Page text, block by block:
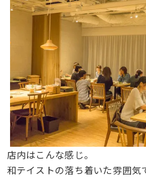
店内はこんな感じ。
和テイストの落ち着いた雰囲気